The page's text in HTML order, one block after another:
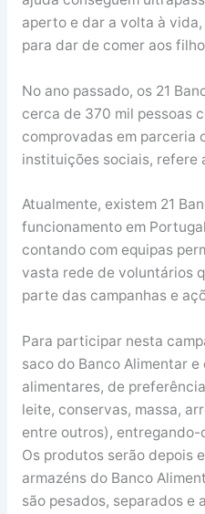
aperto e dar a volta à
para dar de comer aos
No ano passado, os 21
cerca de 370 mil pessoas
comprovadas em parceria
instituições sociais, refere
Atualmente, existem 21
funcionamento em
contando com equipas
vasta rede de voluntários
parte das campanhas e
Para participar nesta
saco do Banco Alimentar
alimentares, de
leite, conservas, massa,
entre outros), entregando-
Os produtos serão depois
armazéns do Banco
são pesados, separados e